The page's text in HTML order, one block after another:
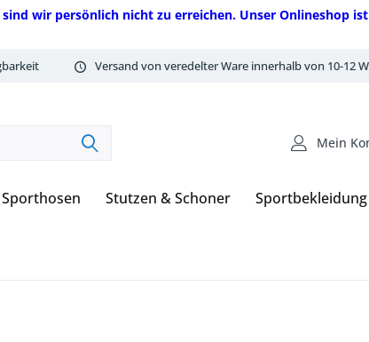
wir persönlich nicht zu erreichen. Unser Onlineshop
Versand von veredelter Ware innerhalb von 10-12
Mein
Sporthosen Stutzen & Schoner Sportbekleidung